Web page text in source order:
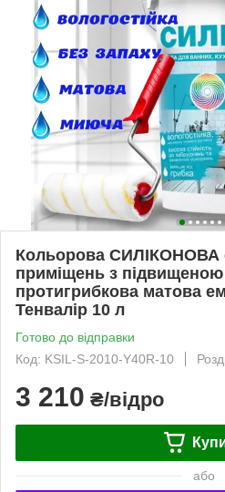
Кольорова СИЛІКОНОВА
приміщень з
протигрибкова матова
Тенвалір 10 л
Готово до відправки
Код: KSIL-S-2010-Y40R-10
3 210 ₴/відро
або